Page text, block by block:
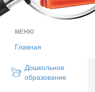
МЕНЮ
Главная
Дошкольное
образование